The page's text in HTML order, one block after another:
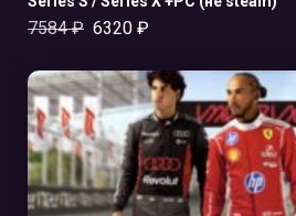
7584₽ 6320 ₽